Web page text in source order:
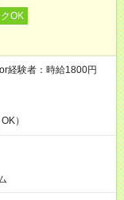
OK
経験者：時給1800円
）